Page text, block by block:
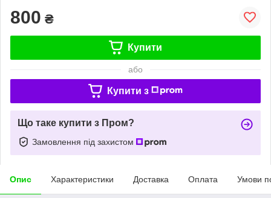
800 ₴
Купити
або
Купити з
Що таке купити з Пром?
Замовлення під захистом
Опис Характеристики Доставка Оплата Умови